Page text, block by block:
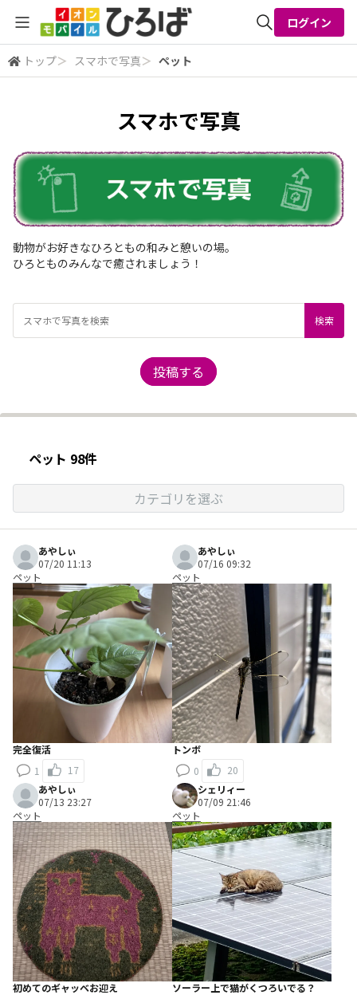
全体検索
ログイン
トップ＞ スマホで写真＞ ペット
スマホで写真
動物がお好きなひろともの和みと憩いの場。
ひろとものみんなで癒されましょう！
投稿する
ペット 98件
カテゴリを選ぶ
あやしぃ
07/20 11:13
ペット
完全復活
1
17
あやしぃ
07/16 09:32
ペット
トンボ
0
20
あやしぃ
07/13 23:27
ペット
初めてのギャッベお迎え
シェリィー
07/09 21:46
ペット
ソーラー上で猫がくつろいでる？